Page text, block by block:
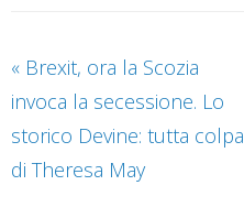
« Brexit, ora la Scozia
invoca la secessione. Lo
storico Devine: tutta colpa
di Theresa May